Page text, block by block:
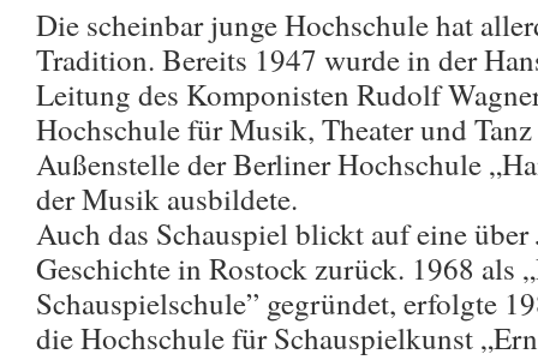
Die scheinbar junge Hochschule hat
Tradition. Bereits 1947 wurde in der
Leitung des Komponisten Rudolf
Hochschule für Musik, Theater und
Außenstelle der Berliner Hochschule
der Musik ausbildete.
Auch das Schauspiel blickt auf eine über
Geschichte in Rostock zurück. 1968 als
Schauspielschule” gegründet, erfolgte
die Hochschule für Schauspielkunst